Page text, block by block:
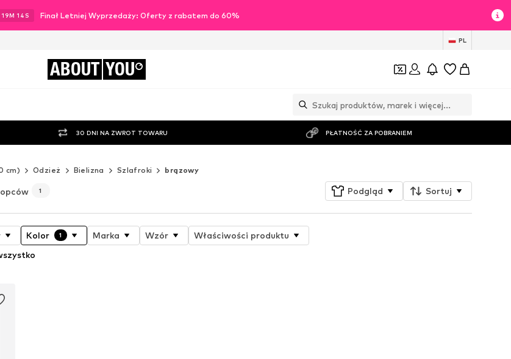
19M 12 S Finał Letniej Wyprzedaży: Oferty z rabatem do 60%
PL
ABOUT YOU
30 DNI NA ZWROT TOWARU PŁATNOŚĆ ZA POBRANIEM
cm) Odzież Bielizna Szlafroki brązowy
1 Podgląd Sortuj
Kolor 1 Marka Wzór
Właściwości produktu